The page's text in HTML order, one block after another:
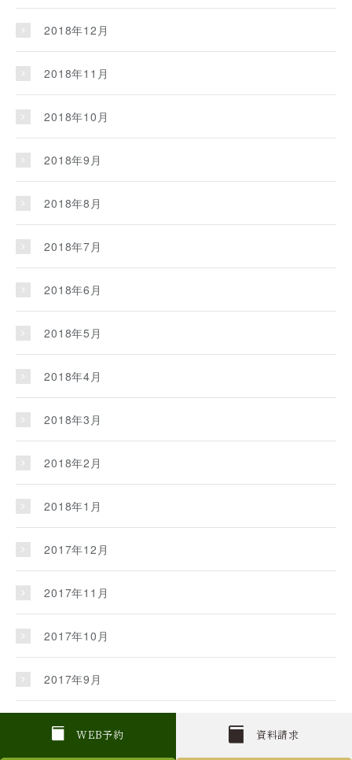
W EB予約 資料請求
2018年12月
2018年11月
2018年10月
2018年9月
2018年8月
2018年7月
2018年6月
2018年5月
2018年4月
2018年3月
2018年2月
2018年1月
2017年12月
2017年11月
2017年10月
2017年9月